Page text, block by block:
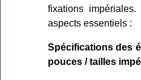
fixations
aspects essentiels :
Spécifications des
pouces / tailles